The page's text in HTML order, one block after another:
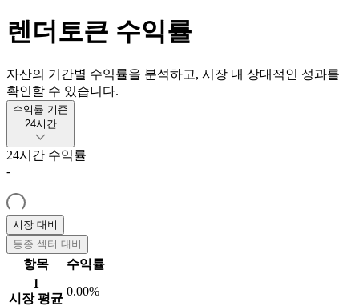
렌더토큰 수익률
자산의 기간별 수익률을 분석하고, 시장 내 상대적인 성과를
확인할 수 있습니다.
수익률 기준
24시간
24시간 수익률
-
시장 대비
동종 섹터 대비
항목
수익률
1
시장 평균
0.00%